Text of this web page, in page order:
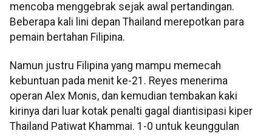
mencoba menggebrak sejak awal pertandingan.
Beberapa kali lini depan Thailand merepotkan para
pemain bertahan Filipina.
Namun justru Filipina yang mampu memecah
kebuntuan pada menit ke-21. Reyes menerima
operan Alex Monis, dan kemudian tembakan kaki
kirinya dari luar kotak penalti gagal diantisipasi kiper
Thailand Patiwat Khammai. 1-0 untuk keunggulan